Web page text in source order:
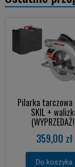
Pilarka tarczowa
SKIL +
359,00 zł
Do koszyka